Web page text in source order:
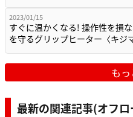
2023/01/15
すぐに温かくなる! 操作性を損
を守るグリップヒーター〈キジ
も
最新の関連記事(オフ